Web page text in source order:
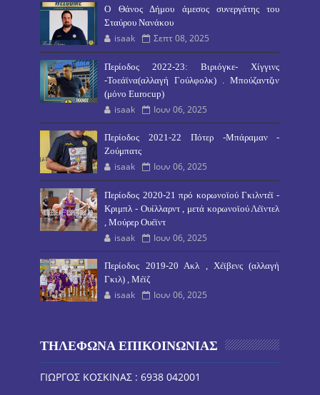
O Θάνος Δήμου άμεσος συνεργάτης του
Σταύρου Νανάκου
isaak Σεπτ 08, 2025
Περίοδος 2022-23: Βιριόγκε- Χίγγινς
-Τοεάϊνα(αλλαγή Γούλφολκ) . Μπούζαντζιν
(μόνο Eurocup)
isaak Ιουν 06, 2025
Περίοδος 2021-22 Πότερ -Μπάραμαν -
Ζούμπατς
isaak Ιουν 06, 2025
Περίοδος 2020-21 πρό κορωνοϊού Γκιλντέϊ -
Κριμπλ - Ουίλλαρντ , μετά κορωνοϊού Λέϊντελ
, Μούρερ Ουέϊντ
isaak Ιουν 06, 2025
Περίοδος 2019-20 Ακλ , Χέϊβενς (αλλαγή
Γκιλ) , Μέϊζ
isaak Ιουν 06, 2025
ΤΗΛΕΦΩΝΑ ΕΠΙΚΟΙΝΩΝΙΑΣ
ΓΙΩΡΓΟΣ ΚΟΣΚΙΝΑΣ : 6938 042001